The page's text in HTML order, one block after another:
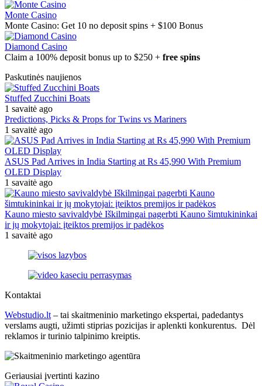
Monte Casino
Monte Casino: Get 10 no deposit spins + $100 Bonus
Diamond Casino
Claim a 100% deposit bonus up to $250 + free spins
Paskutinės naujienos
Stuffed Zucchini Boats
1 savaitė ago
Predictions, Picks & Props for Twins vs Mariners
1 savaitė ago
ASUS Pad Arrives in India Starting at Rs 45,990 With Premium
OLED Display
1 savaitė ago
Kauno miesto savivaldybė Iškilmingai pagerbti Kauno šimtukininkai
ir jų mokytojai: įteiktos premijos ir padėkos
1 savaitė ago
Kontaktai
Webstudio.lt – tai skaitmeninio marketingo ekspertai, padedantys
verslams augti, užimti stiprias pozicijas ir aplenkti konkurentus. Dėl
reklamos ir turinio talpinimo kreiptis.
Geriausiai įvertinti kazino